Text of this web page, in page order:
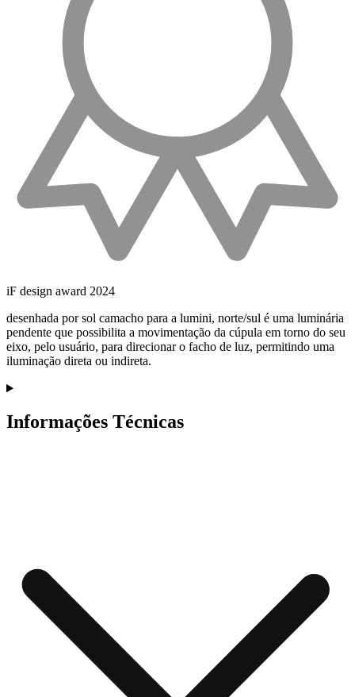
iF design award 2024
desenhada por sol camacho para a lumini, norte/sul é uma luminária
pendente que possibilita a movimentação da cúpula em torno do seu
eixo, pelo usuário, para direcionar o facho de luz, permitindo uma
iluminação direta ou indireta.
Informações Técnicas